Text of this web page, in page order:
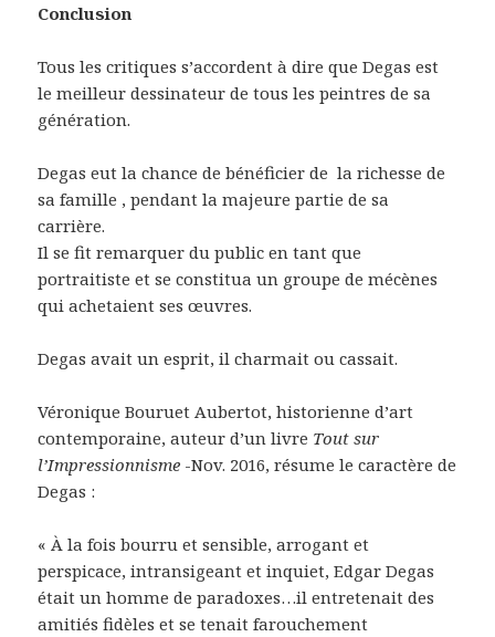
Conclusion
Tous les critiques s’accordent à dire que Degas est
le meilleur dessinateur de tous les peintres de sa
génération.
Degas eut la chance de bénéficier de la richesse de
sa famille , pendant la majeure partie de sa
carrière.
Il se fit remarquer du public en tant que
portraitiste et se constitua un groupe de mécènes
qui achetaient ses œuvres.
Degas avait un esprit, il charmait ou cassait.
Véronique Bouruet Aubertot, historienne d’art
contemporaine, auteur d’un livre Tout sur
l’Impressionnisme -Nov. 2016, résume le caractère de
Degas :
« À la fois bourru et sensible, arrogant et
perspicace, intransigeant et inquiet, Edgar Degas
était un homme de paradoxes…il entretenait des
amitiés fidèles et se tenait farouchement